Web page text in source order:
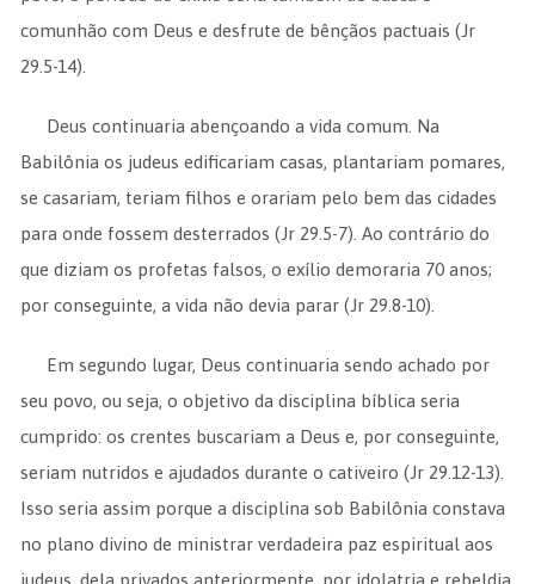
comunhão com Deus e desfrute de bênçãos pactuais (Jr
29.5-14).
Deus continuaria abençoando a vida comum. Na
Babilônia os judeus edificariam casas, plantariam pomares,
se casariam, teriam filhos e orariam pelo bem das cidades
para onde fossem desterrados (Jr 29.5-7). Ao contrário do
que diziam os profetas falsos, o exílio demoraria 70 anos;
por conseguinte, a vida não devia parar (Jr 29.8-10).
Em segundo lugar, Deus continuaria sendo achado por
seu povo, ou seja, o objetivo da disciplina bíblica seria
cumprido: os crentes buscariam a Deus e, por conseguinte,
seriam nutridos e ajudados durante o cativeiro (Jr 29.12-13).
Isso seria assim porque a disciplina sob Babilônia constava
no plano divino de ministrar verdadeira paz espiritual aos
judeus, dela privados anteriormente, por idolatria e rebeldia